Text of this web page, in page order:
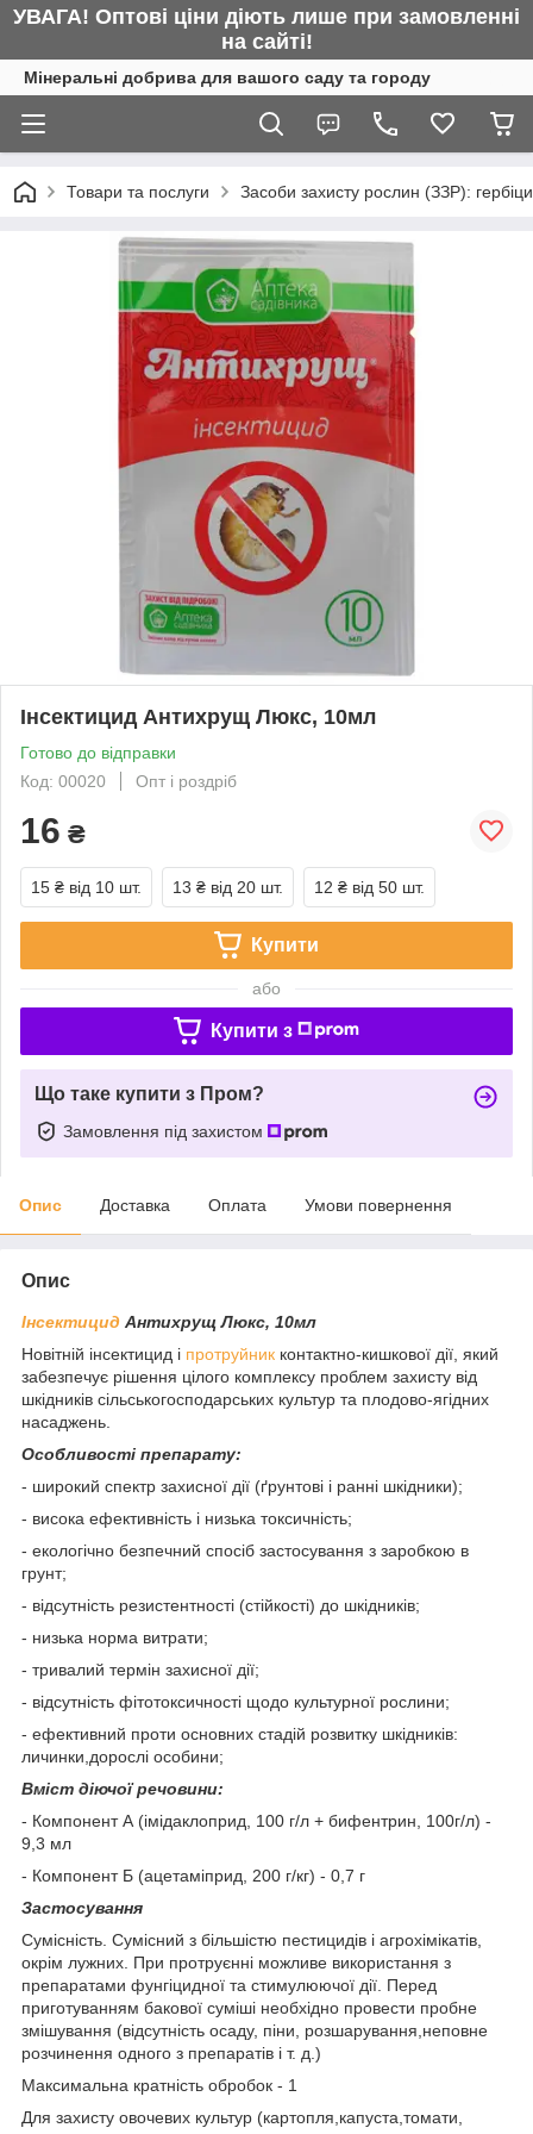
УВАГА! Оптові ціни діють лише при замовленні
на сайті!
Мінеральні добрива для вашого саду та городу
Товари та послуги Засоби захисту рослин (ЗЗР):
Інсектицид Антихрущ Люкс, 10мл
Готово до відправки
Код: 00020
Опт і роздріб
16 ₴
15 ₴ від 10 шт. 13 ₴ від 20 шт. 12 ₴ від 50 шт.
Купити
або
Купити з
Що таке купити з Пром?
Замовлення під захистом
Опис Доставка Оплата Умови повернення
Опис
Інсектицид Антихрущ Люкс, 10мл
Новітній інсектицид і протруйник контактно-кишкової дії, який
забезпечує рішення цілого комплексу проблем захисту від
шкідників сільськогосподарських культур та плодово-ягідних
насаджень.
Особливості препарату:
- широкий спектр захисної дії (ґрунтові і ранні шкідники);
- висока ефективність і низька токсичність;
- екологічно безпечний спосіб застосування з заробкою в
грунт;
- відсутність резистентності (стійкості) до шкідників;
- низька норма витрати;
- тривалий термін захисної дії;
- відсутність фітотоксичності щодо культурної рослини;
- ефективний проти основних стадій розвитку шкідників:
личинки,дорослі особини;
Вміст діючої речовини:
- Компонент А (імідаклоприд, 100 г/л + бифентрин, 100г/л) -
9,3 мл
- Компонент Б (ацетаміприд, 200 г/кг) - 0,7 г
Застосування
Сумісність. Сумісний з більшістю пестицидів і агрохімікатів,
окрім лужних. При протруєнні можливе використання з
препаратами фунгіцидної та стимулюючої дії. Перед
приготуванням бакової суміші необхідно провести пробне
змішування (відсутність осаду, піни, розшарування,неповне
розчинення одного з препаратів і т. д.)
Максимальна кратність обробок - 1
Для захисту овочевих культур (картопля,капуста,томати,